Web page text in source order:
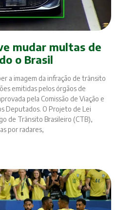
mudar multas de
o Brasil
a imagem da infração de trânsito
emitidas pelos órgãos de
pela Comissão de Viação e
Deputados. O Projeto de Lei
de Trânsito Brasileiro (CTB),
por radares,